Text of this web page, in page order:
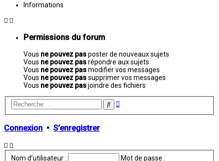
Informations
Permissions du forum
Vous ne pouvez pasposter de nouveaux sujets
Vous ne pouvez pasrépondre aux sujets
Vous ne pouvez pasmodifier vos messages
Vous ne pouvez passupprimer vos messages
Vous ne pouvez pasjoindre des fichiers
Rechercher
Recherche
Connexion • S’enregistrer
Nom d’utilisateur : Mot de passe :